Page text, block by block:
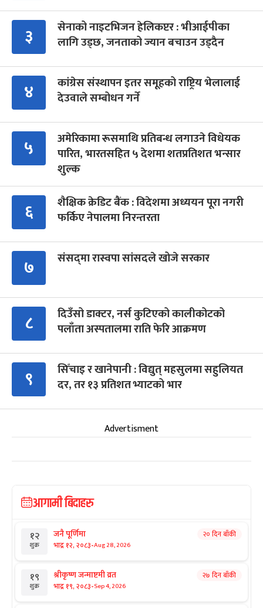
३
सेनाको नाइटभिजन हेलिकप्टर : भीआईपीका
लागि उड्छ, जनताको ज्यान बचाउन उड्दैन
४
कांग्रेस संस्थापन इतर समूहको राष्ट्रिय भेलालाई
देउवाले सम्बोधन गर्ने
५
अमेरिकामा रूसमाथि प्रतिबन्ध लगाउने विधेयक
पारित, भारतसहित ५ देशमा शतप्रतिशत भन्सार
शुल्क
६
शैक्षिक क्रेडिट बैंक : विदेशमा अध्ययन पूरा नगरी
फर्किए नेपालमा निरन्तरता
७ संसद्‍मा रास्वपा सांसदले खोजे सरकार
८
दिउँसो डाक्टर, नर्स कुटिएको कालीकोटको
पलाँता अस्पतालमा राति फेरि आक्रमण
९
सिँचाइ र खानेपानी : विद्युत् महसुलमा सहुलियत
दर, तर १३ प्रतिशत भ्याटको भार
Advertisment
आगामी बिदाहरु
१२
शुक्र
जनै पूर्णिमा
भाद्र १२, २०८३-Aug 28, 2026
२० दिन बाँकी
१९
शुक्र
श्रीकृष्ण जन्माष्टमी व्रत
भाद्र १९, २०८३-Sep 4, 2026
२७ दिन बाँकी